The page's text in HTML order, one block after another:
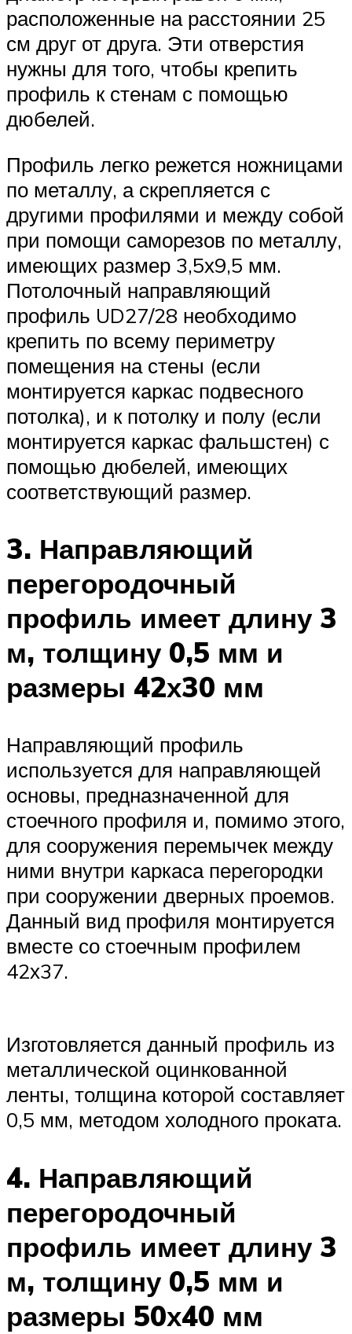
расположенные на расстоянии 25
см друг от друга. Эти отверстия
нужны для того, чтобы крепить
профиль к стенам с помощью
дюбелей.
Профиль легко режется ножницами
по металлу, а скрепляется с
другими профилями и между собой
при помощи саморезов по металлу,
имеющих размер 3,5х9,5 мм.
Потолочный направляющий
профиль UD27/28 необходимо
крепить по всему периметру
помещения на стены (если
монтируется каркас подвесного
потолка), и к потолку и полу (если
монтируется каркас фальшстен) с
помощью дюбелей, имеющих
соответствующий размер.
3. Направляющий
перегородочный
профиль имеет длину 3
м, толщину 0,5 мм и
размеры 42х30 мм
Направляющий профиль
используется для направляющей
основы, предназначенной для
стоечного профиля и, помимо этого,
для сооружения перемычек между
ними внутри каркаса перегородки
при сооружении дверных проемов.
Данный вид профиля монтируется
вместе со стоечным профилем
42х37.
Изготовляется данный профиль из
металлической оцинкованной
ленты, толщина которой составляет
0,5 мм, методом холодного проката.
4. Направляющий
перегородочный
профиль имеет длину 3
м, толщину 0,5 мм и
размеры 50х40 мм